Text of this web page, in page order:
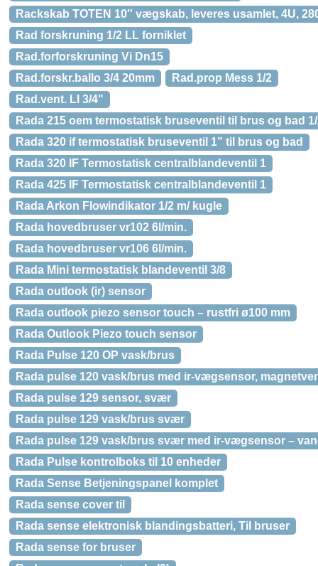
Rackskab TOTEN 10″ vægskab, leveres usamlet, 4U,
Rad forskruning 1/2 LL forniklet
Rad.forforskruning Vi Dn15
Rad.forskr.ballo 3/4 20mm
Rad.prop Mess 1/2
Rad.vent. Ll 3/4"
Rada 215 oem termostatisk bruseventil til brus og bad
Rada 320 if termostatisk bruseventil 1” til brus og bad
Rada 320 IF Termostatisk centralblandeventil 1
Rada 425 IF Termostatisk centralblandeventil 1
Rada Arkon Flowindikator 1/2 m/ kugle
Rada hovedbruser vr102 6l/min.
Rada hovedbruser vr106 6l/min.
Rada Mini termostatisk blandeventil 3/8
Rada outlook (ir) sensor
Rada outlook piezo sensor touch – rustfri ø100 mm
Rada Outlook Piezo touch sensor
Rada Pulse 120 OP vask/brus
Rada pulse 120 vask/brus med ir-vægsensor,
Rada pulse 129 sensor, svær
Rada pulse 129 vask/brus svær
Rada pulse 129 vask/brus svær med ir-vægsensor –
Rada Pulse kontrolboks til 10 enheder
Rada Sense Betjeningspanel komplet
Rada sense cover til
Rada sense elektronisk blandingsbatteri, Til bruser
Rada sense for bruser